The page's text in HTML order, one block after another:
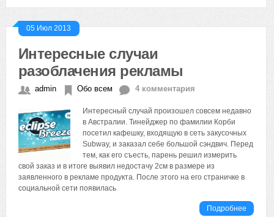
05 Июл 2013
Интересные случаи
разоблачения рекламы
admin Обо всем 4 комментария
Интересный случай произошел совсем недавно
в Австралии. Тинейджер по фамилии Корби
посетил кафешку, входящую в сеть закусочных
Subway, и заказал себе большой сэндвич. Перед
тем, как его съесть, парень решил измерить
свой заказ и в итоге выявил недостачу 2см в размере из
заявленного в рекламе продукта. После этого на его страничке в
социальной сети появилась
Подробнее